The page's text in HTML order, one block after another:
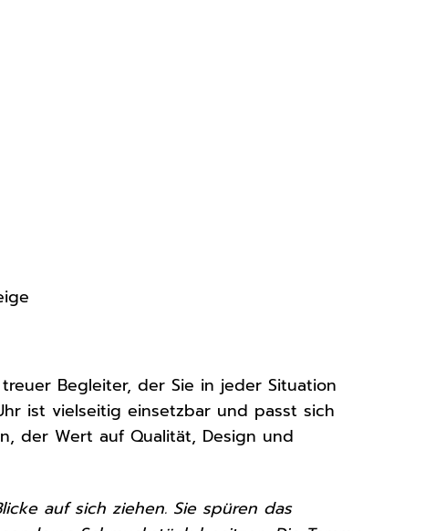
Begleiter, der Sie in jeder Situation
ist vielseitig einsetzbar und passt sich
der Wert auf Qualität, Design und
auf sich ziehen. Sie spüren das